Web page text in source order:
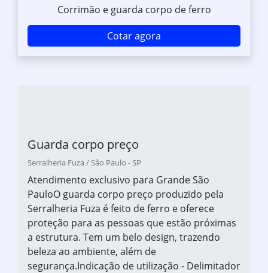
Corrimão e guarda corpo de ferro
Cotar agora
Guarda corpo preço
Serralheria Fuza / São Paulo - SP
Atendimento exclusivo para Grande São
PauloO guarda corpo preço produzido pela
Serralheria Fuza é feito de ferro e oferece
proteção para as pessoas que estão próximas
a estrutura. Tem um belo design, trazendo
beleza ao ambiente, além de
segurança.Indicação de utilização - Delimitador